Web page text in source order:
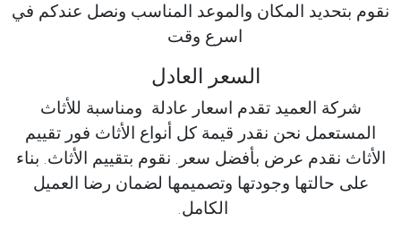
نقوم بتحديد المكان والموعد المناسب ونصل عندكم في
اسرع وقت
السعر العادل
شركة العميد تقدم اسعار عادلة ومناسبة للأثاث
المستعمل نحن نقدر قيمة كل أنواع الأثاث فور تقييم
الأثاث نقدم عرض بأفضل سعر. نقوم بتقييم الأثاث. بناء
على حالتها وجودتها وتصميمها لضمان رضا العميل
الكامل.